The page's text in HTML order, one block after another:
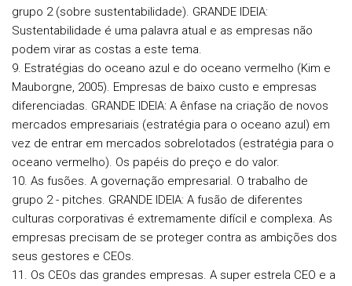
grupo 2 (sobre sustentabilidade). GRANDE IDEIA:
Sustentabilidade é uma palavra atual e as empresas não
podem virar as costas a este tema.
9. Estratégias do oceano azul e do oceano vermelho (Kim e
Mauborgne, 2005). Empresas de baixo custo e empresas
diferenciadas. GRANDE IDEIA: A ênfase na criação de novos
mercados empresariais (estratégia para o oceano azul) em
vez de entrar em mercados sobrelotados (estratégia para o
oceano vermelho). Os papéis do preço e do valor.
10. As fusões. A governação empresarial. O trabalho de
grupo 2 - pitches. GRANDE IDEIA: A fusão de diferentes
culturas corporativas é extremamente difícil e complexa. As
empresas precisam de se proteger contra as ambições dos
seus gestores e CEOs.
11. Os CEOs das grandes empresas. A super estrela CEO e a